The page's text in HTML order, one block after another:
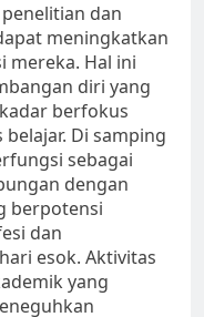
dan
meningkatkan
mereka. Hal ini
diri yang
berfokus
Di samping
sebagai
dengan
berpotensi
dan
esok. Aktivitas
yang